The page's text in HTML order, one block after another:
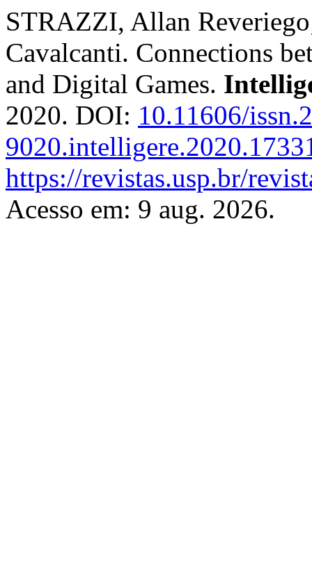
STRAZZI, Allan
Cavalcanti. Connections
and Digital Games.
2020. DOI: 10.11606/
https://revistas.usp.br/
Acesso em: 9 aug. 2026.